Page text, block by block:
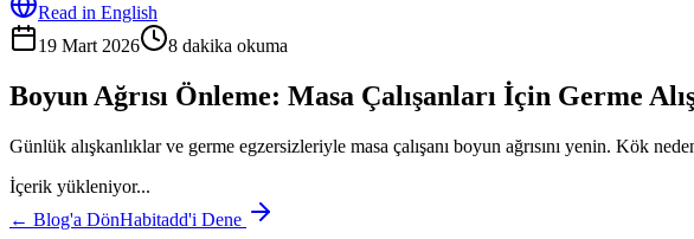
Read in English
19 Mart 2026
8 dakika okuma
Boyun Ağrısı Önleme: Masa Çalışanları İçin Germe
Günlük alışkanlıklar ve germe egzersizleriyle masa çalışanı boyun ağrısını yenin. Kök
İçerik yükleniyor...
← Blog'a DönHabitadd'i Dene